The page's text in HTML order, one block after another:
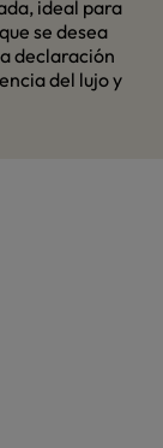
ideal para
se desea
declaración
del lujo y